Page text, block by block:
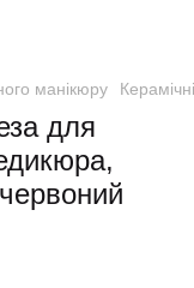
манікюру
для